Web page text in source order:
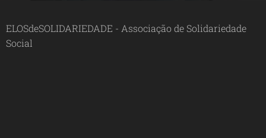
ELOSdeSOLIDARIEDADE - Associação de Solidariedade
Social